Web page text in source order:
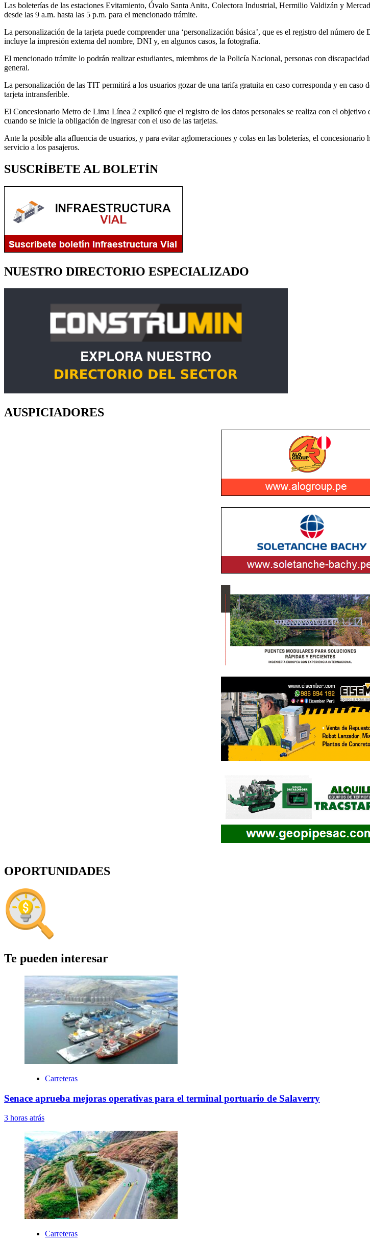
Las boleterías de las estaciones Evitamiento, Óvalo Santa Anita, Colectora Industrial, Hermilio Valdizán y
desde las 9 a.m. hasta las 5 p.m. para el mencionado trámite.
La personalización de la tarjeta puede comprender una ‘personalización básica’, que es el registro del número de
incluye la impresión externa del nombre, DNI y, en algunos casos, la fotografía.
El mencionado trámite lo podrán realizar estudiantes, miembros de la Policía Nacional, personas con
general.
La personalización de las TIT permitirá a los usuarios gozar de una tarifa gratuita en caso corresponda y en
tarjeta intransferible.
El Concesionario Metro de Lima Línea 2 explicó que el registro de los datos personales se realiza con el
cuando se inicie la obligación de ingresar con el uso de las tarjetas.
Ante la posible alta afluencia de usuarios, y para evitar aglomeraciones y colas en las boleterías, el
servicio a los pasajeros.
SUSCRÍBETE AL BOLETÍN
NUESTRO DIRECTORIO ESPECIALIZADO
AUSPICIADORES
OPORTUNIDADES
Te pueden interesar
Carreteras
Senace aprueba mejoras operativas para el terminal portuario de Salaverry
3 horas atrás
Carreteras